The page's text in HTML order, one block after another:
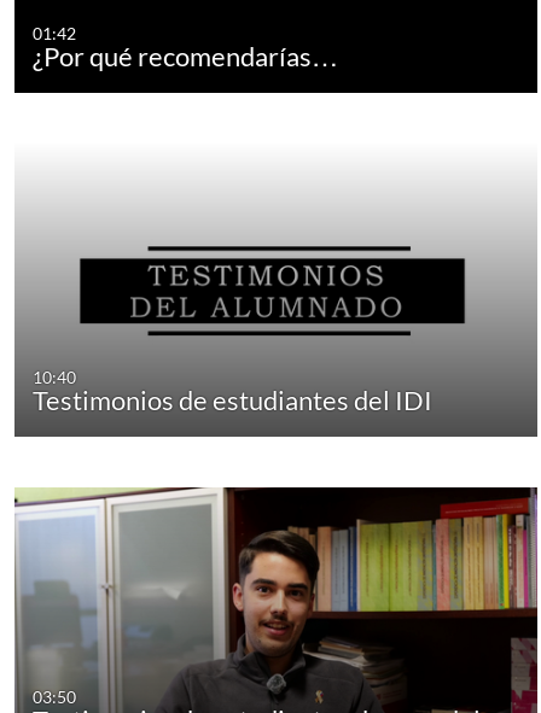
01:42
¿Por qué recomendarías…
10:40
Testimonios de estudiantes del IDI
03:50